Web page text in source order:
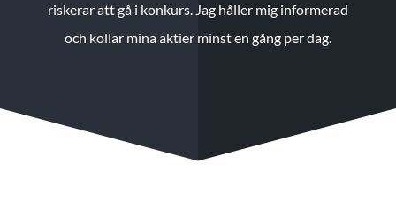
riskerar att gå i konkurs. Jag håller mig informerad
och kollar mina aktier minst en gång per dag.